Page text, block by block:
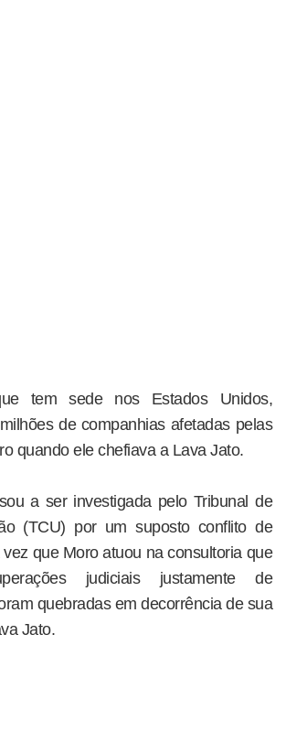
tem sede nos Estados Unidos,
de companhias afetadas pelas
quando ele chefiava a Lava Jato.
a ser investigada pelo Tribunal de
(TCU) por um suposto conflito de
que Moro atuou na consultoria que
judiciais justamente de
quebradas em decorrência de sua
Jato.